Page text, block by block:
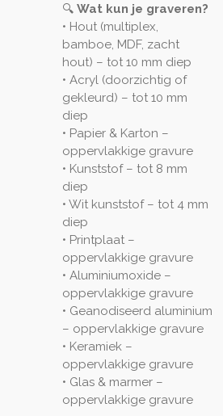
🔍 Wat kun je graveren?
• Hout (multiplex,
bamboe, MDF, zacht
hout) – tot 10 mm diep
• Acryl (doorzichtig of
gekleurd) – tot 10 mm
diep
• Papier & Karton –
oppervlakkige gravure
• Kunststof – tot 8 mm
diep
• Wit kunststof – tot 4 mm
diep
• Printplaat –
oppervlakkige gravure
• Aluminiumoxide –
oppervlakkige gravure
• Geanodiseerd aluminium
– oppervlakkige gravure
• Keramiek –
oppervlakkige gravure
• Glas & marmer –
oppervlakkige gravure